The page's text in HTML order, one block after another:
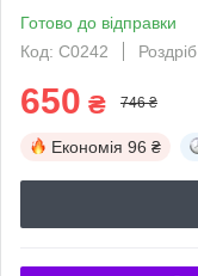
Готово до відправки
Код: C0242
Роздріб
650 ₴ 746 ₴
Економія 96 ₴